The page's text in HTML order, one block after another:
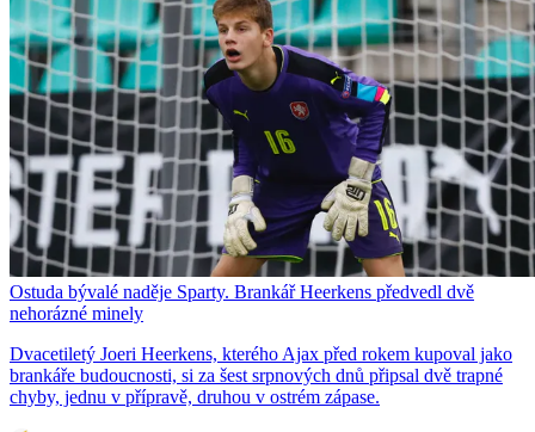
Ostuda bývalé naděje Sparty. Brankář Heerkens předvedl dvě
nehorázné minely
Dvacetiletý Joeri Heerkens, kterého Ajax před rokem kupoval jako
brankáře budoucnosti, si za šest srpnových dnů připsal dvě trapné
chyby, jednu v přípravě, druhou v ostrém zápase.